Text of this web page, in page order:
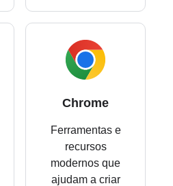
Chrome
Ferramentas e
recursos
modernos que
ajudam a criar